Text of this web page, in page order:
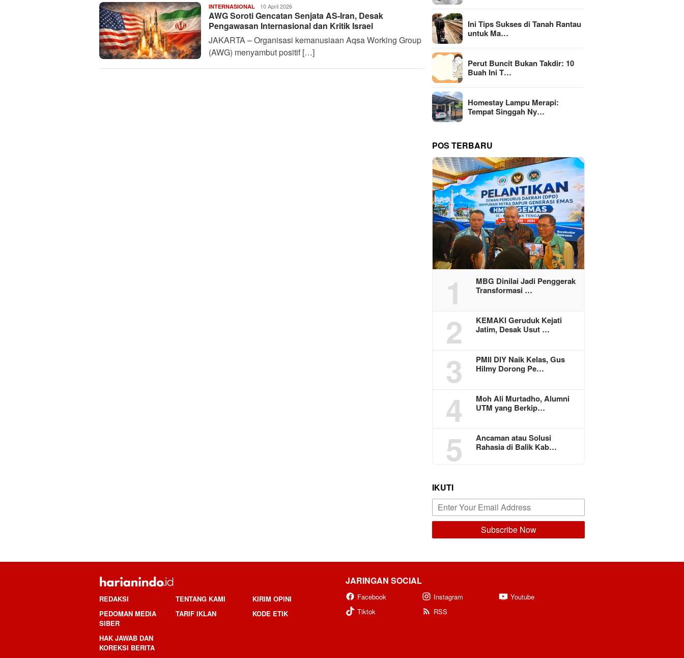
INTERNASIONAL Harianindo.id
10 April 2026
AWG Soroti Gencatan Senjata AS-Iran, Desak
Pengawasan Internasional dan Kritik Israel
JAKARTA – Organisasi kemanusiaan Aqsa Working Group
(AWG) menyambut positif […]
Ini Tips Sukses di Tanah Rantau
untuk Ma…
Perut Buncit Bukan Takdir: 10
Buah Ini T…
Homestay Lampu Merapi:
Tempat Singgah Ny…
POS TERBARU
1
MBG Dinilai Jadi Penggerak
Transformasi …
2
KEMAKI Geruduk Kejati
Jatim, Desak Usut …
3
PMII DIY Naik Kelas, Gus
Hilmy Dorong Pe…
4
Moh Ali Murtadho, Alumni
UTM yang Berkip…
5
Ancaman atau Solusi
Rahasia di Balik Kab…
IKUTI
REDAKSI TENTANG KAMI
KIRIM OPINI
PEDOMAN MEDIA
SIBER
TARIF IKLAN KODE ETIK
HAK JAWAB DAN
KOREKSI BERITA
JARINGAN SOCIAL
Facebook Instagram
Youtube
Tiktok
RSS